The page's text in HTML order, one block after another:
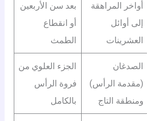
أواخر المراهقة
إلى أوائل
العشرينات
بعد سن الأربعين
أو انقطاع
الطمث
الصدغان
(مقدمة الرأس)
ومنطقة التاج
الجزء العلوي من
فروة الرأس
بالكامل